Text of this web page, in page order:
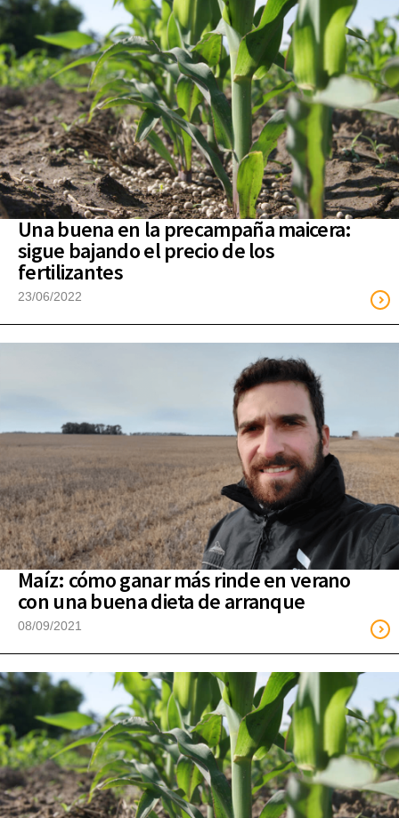
Una buena en la precampaña maicera:
sigue bajando el precio de los
fertilizantes
23/06/2022
Maíz: cómo ganar más rinde en verano
con una buena dieta de arranque
08/09/2021